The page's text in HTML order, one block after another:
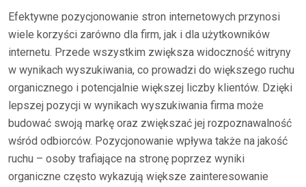
Efektywne pozycjonowanie stron internetowych przynosi
wiele korzyści zarówno dla firm, jak i dla użytkowników
internetu. Przede wszystkim zwiększa widoczność witryny
w wynikach wyszukiwania, co prowadzi do większego ruchu
organicznego i potencjalnie większej liczby klientów. Dzięki
lepszej pozycji w wynikach wyszukiwania firma może
budować swoją markę oraz zwiększać jej rozpoznawalność
wśród odbiorców. Pozycjonowanie wpływa także na jakość
ruchu – osoby trafiające na stronę poprzez wyniki
organiczne często wykazują większe zainteresowanie